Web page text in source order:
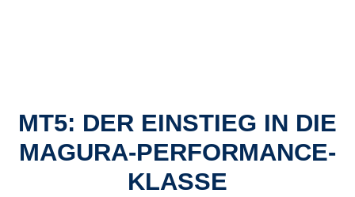
MT5: DER EINSTIEG IN DIE
MAGURA-PERFORMANCE-
KLASSE